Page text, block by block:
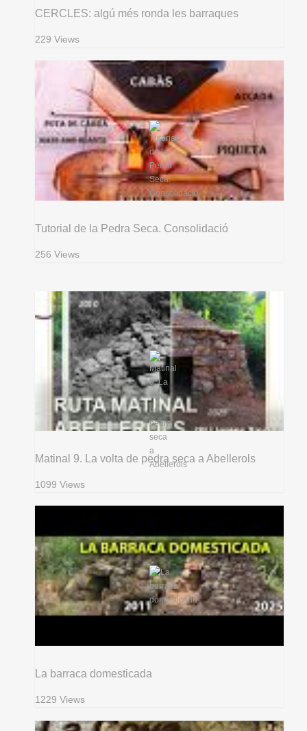
CERCLES: algú més ronda les barraques
229 Views
Tutorial de la Pedra Seca. Consolidació
256 Views
Matinal 9. La volta de pedra seca a Abellerols
1099 Views
La barraca domesticada
1229 Views